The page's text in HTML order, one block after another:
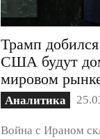
Трамп
США будут
мировом
Аналитика
Война с Ираном